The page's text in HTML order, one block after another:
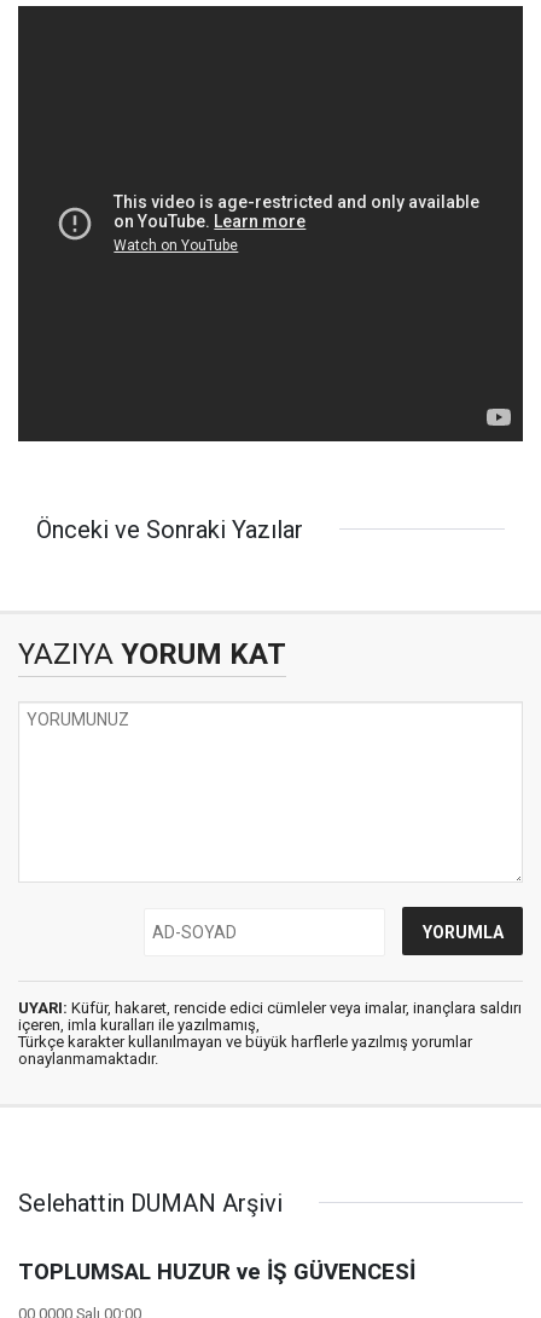
Önceki ve Sonraki Yazılar
YAZIYA YORUM KAT
UYARI: Küfür, hakaret, rencide edici cümleler veya imalar, inançlara saldırı
içeren, imla kuralları ile yazılmamış,
Türkçe karakter kullanılmayan ve büyük harflerle yazılmış yorumlar
onaylanmamaktadır.
Selehattin DUMAN Arşivi
TOPLUMSAL HUZUR ve İŞ GÜVENCESİ
00 0000 Salı 00:00